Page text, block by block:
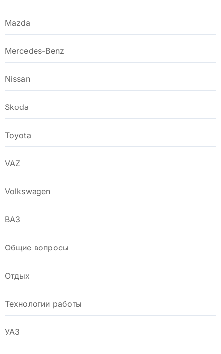
Mazda
Mercedes-Benz
Nissan
Skoda
Toyota
VAZ
Volkswagen
ВАЗ
Общие вопросы
Отдых
Технологии работы
УАЗ